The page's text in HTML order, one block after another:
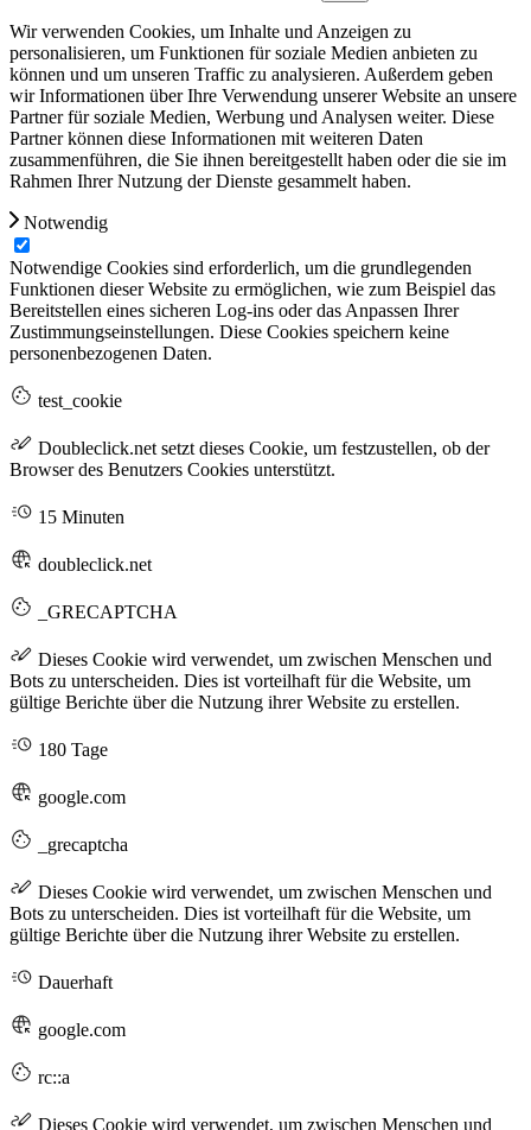
Wir verwenden Cookies, um Inhalte und Anzeigen zu
personalisieren, um Funktionen für soziale Medien anbieten zu
können und um unseren Traffic zu analysieren. Außerdem geben
wir Informationen über Ihre Verwendung unserer Website an unsere
Partner für soziale Medien, Werbung und Analysen weiter. Diese
Partner können diese Informationen mit weiteren Daten
zusammenführen, die Sie ihnen bereitgestellt haben oder die sie im
Rahmen Ihrer Nutzung der Dienste gesammelt haben.
Notwendig
Notwendige Cookies sind erforderlich, um die grundlegenden
Funktionen dieser Website zu ermöglichen, wie zum Beispiel das
Bereitstellen eines sicheren Log-ins oder das Anpassen Ihrer
Zustimmungseinstellungen. Diese Cookies speichern keine
personenbezogenen Daten.
test_cookie
Doubleclick.net setzt dieses Cookie, um festzustellen, ob der
Browser des Benutzers Cookies unterstützt.
15 Minuten
doubleclick.net
_GRECAPTCHA
Dieses Cookie wird verwendet, um zwischen Menschen und
Bots zu unterscheiden. Dies ist vorteilhaft für die Website, um
gültige Berichte über die Nutzung ihrer Website zu erstellen.
180 Tage
google.com
_grecaptcha
Dieses Cookie wird verwendet, um zwischen Menschen und
Bots zu unterscheiden. Dies ist vorteilhaft für die Website, um
gültige Berichte über die Nutzung ihrer Website zu erstellen.
Dauerhaft
google.com
rc::a
Dieses Cookie wird verwendet, um zwischen Menschen und